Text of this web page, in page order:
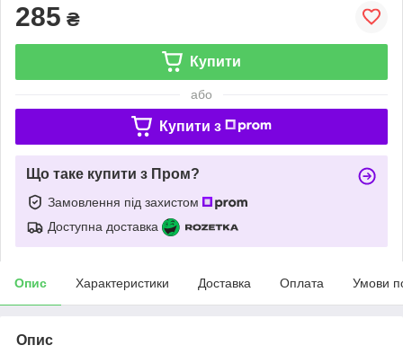
285 ₴
Купити
або
Купити з
Що таке купити з Пром?
Замовлення під захистом
Доступна доставка
Опис Характеристики Доставка Оплата Умови
Опис